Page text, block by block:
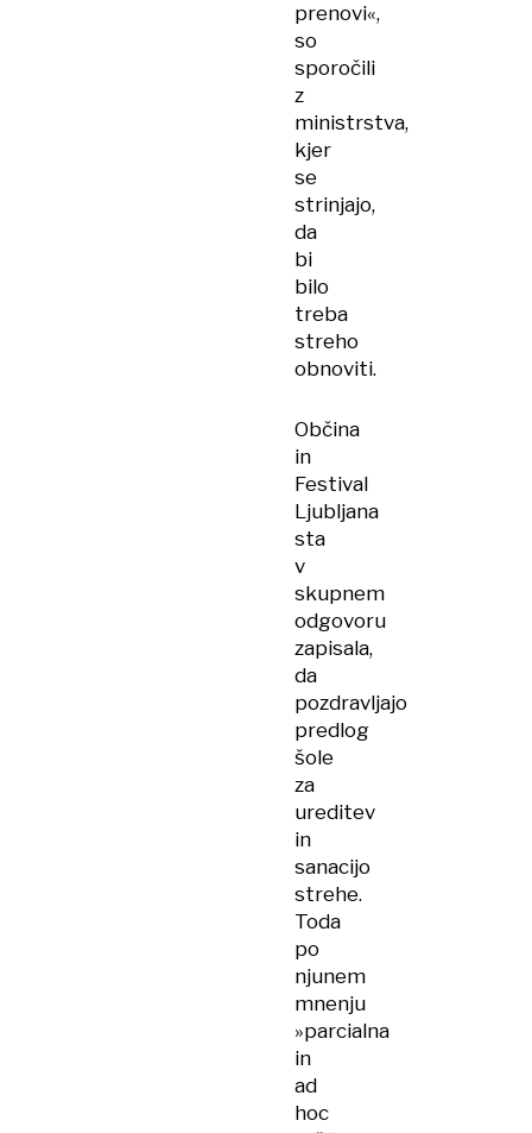
prenovi«,
so
sporočili
z
ministrstva,
kjer
se
strinjajo,
da
bi
bilo
treba
streho
obnoviti.
Občina
in
Festival
Ljubljana
sta
v
skupnem
odgovoru
zapisala,
da
pozdravljajo
predlog
šole
za
ureditev
in
sanacijo
strehe.
Toda
po
njunem
mnenju
»parcialna
in
ad
hoc